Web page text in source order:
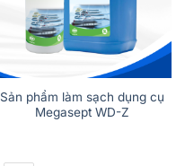
Sản phẩm làm sạch dụng cụ
Megasept WD-Z